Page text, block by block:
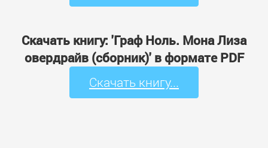
Скачать книгу: 'Граф Ноль. Мона Лиза
овердрайв (сборник)' в формате PDF
Скачать книгу...